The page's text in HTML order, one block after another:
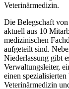
Veterinärmedizin.
Die Belegschaft
aktuell aus 10
medizinischen
aufgeteilt sind.
Niederlassung gibt
Verwaltungsleiter,
einen
Veterinärmedizin